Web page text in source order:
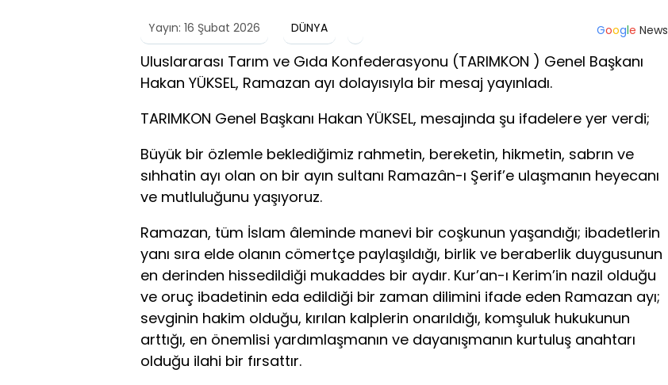
Yayın: 16 Şubat 2026 DÜNYA Google News
Uluslararası Tarım ve Gıda Konfederasyonu (TARIMKON ) Genel Başkanı
Hakan YÜKSEL, Ramazan ayı dolayısıyla bir mesaj yayınladı.
TARIMKON Genel Başkanı Hakan YÜKSEL, mesajında şu ifadelere yer verdi;
Büyük bir özlemle beklediğimiz rahmetin, bereketin, hikmetin, sabrın ve
sıhhatin ayı olan on bir ayın sultanı Ramazân-ı Şerif’e ulaşmanın heyecanı
ve mutluluğunu yaşıyoruz.
Ramazan, tüm İslam âleminde manevi bir coşkunun yaşandığı; ibadetlerin
yanı sıra elde olanın cömertçe paylaşıldığı, birlik ve beraberlik duygusunun
en derinden hissedildiği mukaddes bir aydır. Kur’an-ı Kerim’in nazil olduğu
ve oruç ibadetinin eda edildiği bir zaman dilimini ifade eden Ramazan ayı;
sevginin hakim olduğu, kırılan kalplerin onarıldığı, komşuluk hukukunun
arttığı, en önemlisi yardımlaşmanın ve dayanışmanın kurtuluş anahtarı
olduğu ilahi bir fırsattır.